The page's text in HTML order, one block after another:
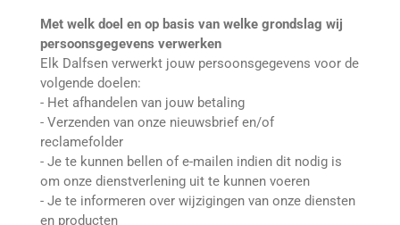
Met welk doel en op basis van welke grondslag wij
persoonsgegevens verwerken
Elk Dalfsen verwerkt jouw persoonsgegevens voor de
volgende doelen:
- Het afhandelen van jouw betaling
- Verzenden van onze nieuwsbrief en/of
reclamefolder
- Je te kunnen bellen of e-mailen indien dit nodig is
om onze dienstverlening uit te kunnen voeren
- Je te informeren over wijzigingen van onze diensten
en producten